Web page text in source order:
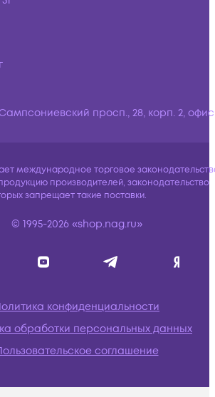
просп., 28, корп. 2,
международное торговое
производителей, законодательство
запрещает такие поставки.
© 1995-2026 «shop.nag.ru»
конфиденциальности
обработки персональных данных
соглашение